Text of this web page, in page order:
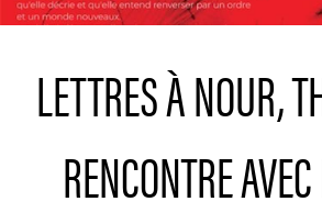
LETTRES À NOUR,
RENCONTRE